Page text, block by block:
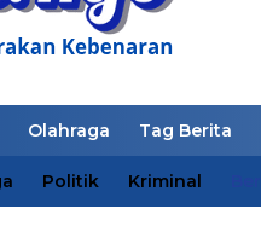
Olahraga Tag Berita
Politik Kriminal